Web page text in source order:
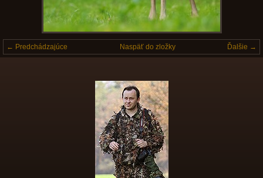
← Predchádzajúce Ďalšie →
Naspäť do zložky